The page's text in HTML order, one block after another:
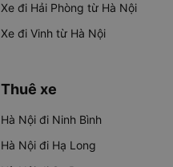
Xe đi Hải Phòng từ Hà Nội
Xe đi Vinh từ Hà Nội
Thuê xe
Hà Nội đi Ninh Bình
Hà Nội đi Hạ Long